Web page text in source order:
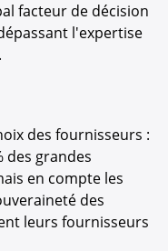
facteur de décision
l'expertise
des fournisseurs :
des grandes
en compte les
des
leurs fournisseurs